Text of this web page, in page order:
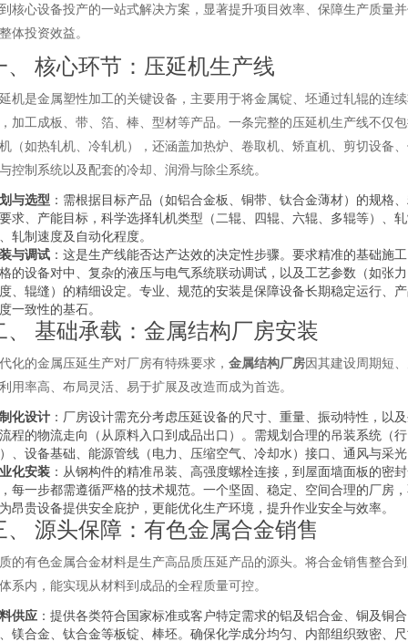
核心设备投产的一站式解决方案，显著提升项目效率、保障生产质量
体投资效益。
、 核心环节：压延机生产线
机是金属塑性加工的关键设备，主要用于将金属锭、坯通过轧辊的连
加工成板、带、箔、棒、型材等产品。一条完整的压延机生产线不仅
（如热轧机、冷轧机），还涵盖加热炉、卷取机、矫直机、剪切设备
控制系统以及配套的冷却、润滑与除尘系统。
与选型 ：需根据目标产品（如铝合金板、铜带、钛合金薄材）的规格
求、产能目标，科学选择轧机类型（二辊、四辊、六辊、多辊等）、
轧制速度及自动化程度。
与调试 ：这是生产线能否达产达效的决定性步骤。要求精准的基础施
的设备对中、复杂的液压与电气系统联动调试，以及工艺参数（如张
、辊缝）的精细设定。专业、规范的安装是保障设备长期稳定运行、
一致性的基石。
、 基础承载：金属结构厂房安装
化的金属压延生产对厂房有特殊要求， 金属结构厂房因其建设周期短
用率高、布局灵活、易于扩展及改造而成为首选。
化设计 ：厂房设计需充分考虑压延设备的尺寸、重量、振动特性，以
程的物流走向（从原料入口到成品出口）。需规划合理的吊装系统（行
、设备基础、能源管线（电力、压缩空气、冷却水）接口、通风与采
化安装 ：从钢构件的精准吊装、高强度螺栓连接，到屋面墙面板的密
每一步都需遵循严格的技术规范。一个坚固、稳定、空间合理的厂房
昂贵设备提供安全庇护，更能优化生产环境，提升作业安全与效率。
、 源头保障：有色金属合金销售
的有色金属合金材料是生产高品质压延产品的源头。将合金销售整合
系内，能实现从材料到成品的全程质量可控。
供应 ：提供各类符合国家标准或客户特定需求的铝及铝合金、铜及铜合
镁合金、钛合金等板锭、棒坯。确保化学成分均匀、内部组织致密、